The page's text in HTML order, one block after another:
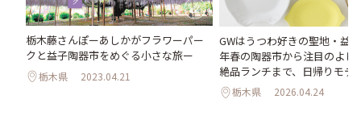
栃木藤さんぽーあしかがフラワーパー
クと益子陶器市をめぐる小さな旅ー
栃木県 2023.04.21
GWはうつわ好きの聖地・益
年春の陶器市から注目のよし
絶品ランチまで、日帰りモデ
栃木県 2026.04.24